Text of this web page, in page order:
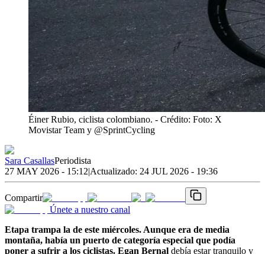
Éiner Rubio, ciclista colombiano. - Crédito: Foto: X
Movistar Team y @SprintCycling
Sara CasallasPeriodista
27 MAY 2026 - 15:12|Actualizado: 24 JUL 2026 - 19:36
Compartir
Únete a nuestro canal
Etapa trampa la de este miércoles. Aunque era de media
montaña, había un puerto de categoría especial que podía
poner a sufrir a los ciclistas. Egan Bernal debía estar tranquilo y